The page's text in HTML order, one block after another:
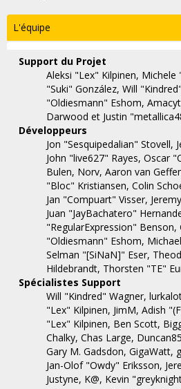
L'équipe
Support du Projet
Aleksi "Lex" Kilpinen, Michele
"Suki" González, Will
"Oldiesmann" Eshom,
Darwood et Justin
Développeurs
Jon "Sesquipedalian" Stovell,
John "live627" Rayes, Oscar
Bulen, Norv, Aaron van
"Bloc" Kristiansen, Colin
Jan "Compuart" Visser,
Juan "JayBachatero"
"RegularExpression" Benson,
"Oldiesmann" Eshom,
Selman "[SiNaN]" Eser,
Hildebrandt, Thorsten "TE"
Spécialistes Support
Will "Kindred" Wagner,
"Lex" Kilpinen, JimM, Adish
"Lex" Kilpinen, Ben Scott,
Chalky, Chas Large,
Gary M. Gadsdon, GigaWatt,
Jan-Olof "Owdy" Eriksson,
Justyne, K@, Kevin